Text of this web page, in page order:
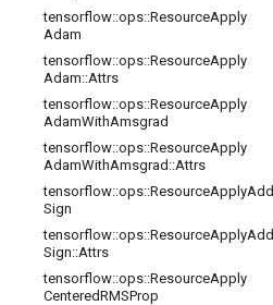
tensorflow::ops::ResourceApply
Adam
tensorflow::ops::ResourceApply
Adam::Attrs
tensorflow::ops::ResourceApply
AdamWithAmsgrad
tensorflow::ops::ResourceApply
AdamWithAmsgrad ::Attrs
tensorflow::ops::ResourceApplyAdd
Sign
tensorflow::ops::ResourceApplyAdd
Sign::Attrs
tensorflow::ops::ResourceApply
CenteredRMSProp